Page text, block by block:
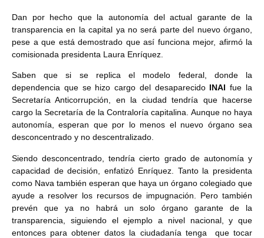
Dan por hecho que la autonomía del actual garante de la
transparencia en la capital ya no será parte del nuevo órgano,
pese a que está demostrado que así funciona mejor, afirmó la
comisionada presidenta Laura Enríquez.
Saben que si se replica el modelo federal, donde la
dependencia que se hizo cargo del desaparecido INAIfue la
Secretaría Anticorrupción, en la ciudad tendría que hacerse
cargo la Secretaría de la Contraloría capitalina. Aunque no haya
autonomía, esperan que por lo menos el nuevo órgano sea
desconcentrado y no descentralizado.
Siendo desconcentrado, tendría cierto grado de autonomía y
capacidad de decisión, enfatizó Enríquez. Tanto la presidenta
como Nava también esperan que haya un órgano colegiado que
ayude a resolver los recursos de impugnación. Pero también
prevén que ya no habrá un solo órgano garante de la
transparencia, siguiendo el ejemplo a nivel nacional, y que
entonces para obtener datos la ciudadanía tenga que tocar